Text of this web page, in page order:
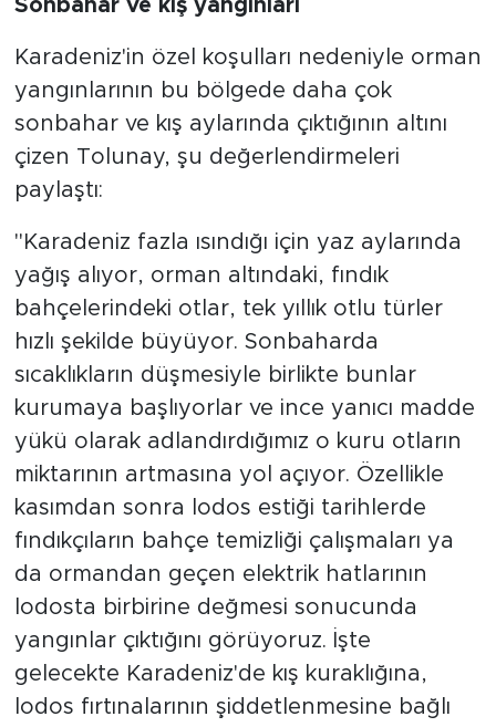
Sonbahar ve kış yangınları
Karadeniz'in özel koşulları nedeniyle orman
yangınlarının bu bölgede daha çok
sonbahar ve kış aylarında çıktığının altını
çizen Tolunay, şu değerlendirmeleri
paylaştı:
"Karadeniz fazla ısındığı için yaz aylarında
yağış alıyor, orman altındaki, fındık
bahçelerindeki otlar, tek yıllık otlu türler
hızlı şekilde büyüyor. Sonbaharda
sıcaklıkların düşmesiyle birlikte bunlar
kurumaya başlıyorlar ve ince yanıcı madde
yükü olarak adlandırdığımız o kuru otların
miktarının artmasına yol açıyor. Özellikle
kasımdan sonra lodos estiği tarihlerde
fındıkçıların bahçe temizliği çalışmaları ya
da ormandan geçen elektrik hatlarının
lodosta birbirine değmesi sonucunda
yangınlar çıktığını görüyoruz. İşte
gelecekte Karadeniz'de kış kuraklığına,
lodos fırtınalarının şiddetlenmesine bağlı